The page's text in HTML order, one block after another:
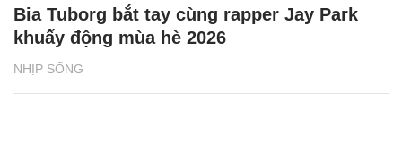
NHỊP SỐNG
Bia Tuborg bắt tay cùng rapper Jay Park
khuấy động mùa hè 2026